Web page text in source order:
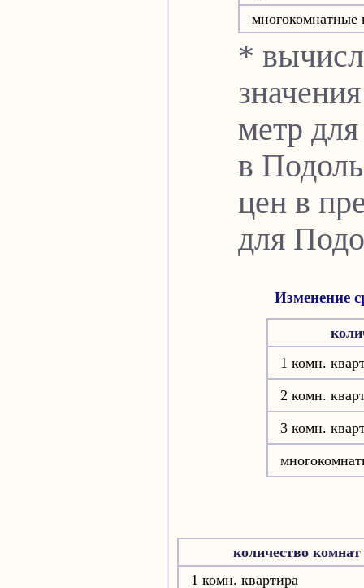
многокомнатные
*
метр
в
цен в
для
Изменение
1 комн.
2 комн.
3 комн.
количество комнат
1 комн. квартира